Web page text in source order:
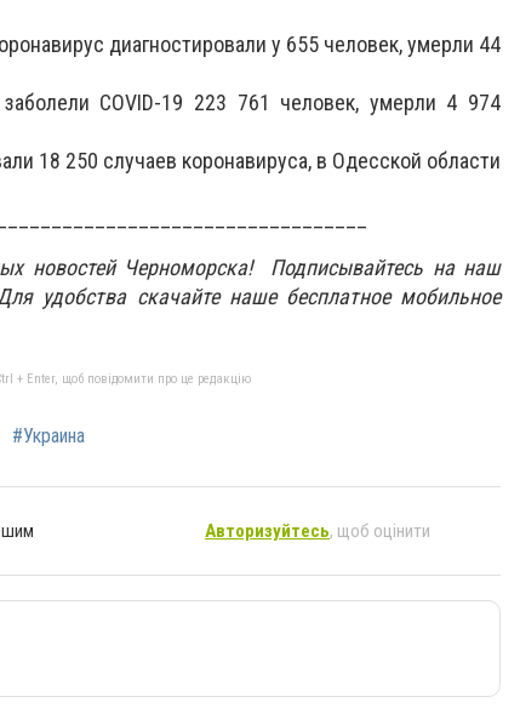
диагностировали у 655 человек, умерли 44
COVID-19 223 761 человек, умерли 4 974
18 250 случаев коронавируса, в Одесской области
новостей Черноморска! Подписывайтесь на наш
удобства скачайте наше бесплатное мобильное
+ Enter, щоб повідомити про це редакцію
#Украина
Авторизуйтесь, щоб оцінити